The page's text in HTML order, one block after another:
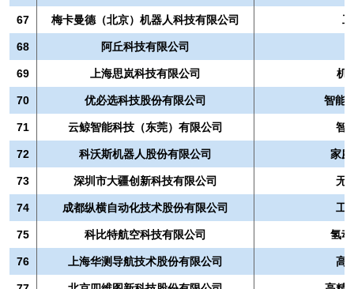
67 梅卡曼德（北京）机器人科技有限公司
68 阿丘科技有限公司
69 上海思岚科技有限公司 机
70 优必选科技股份有限公司 智能
71 云鲸智能科技（东莞）有限公司 智
72 科沃斯机器人股份有限公司 家
73 深圳市大疆创新科技有限公司 无
74 成都纵横自动化技术股份有限公司 工
75 科比特航空科技有限公司 氢
76 上海华测导航技术股份有限公司 高